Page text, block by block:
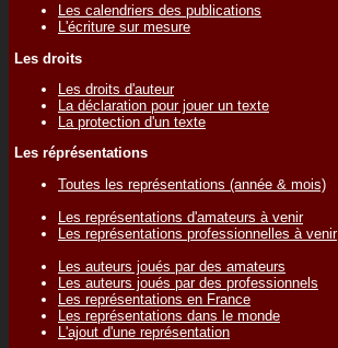
Les calendriers des publications
L'écriture sur mesure
Les droits
Les droits d'auteur
La déclaration pour jouer un texte
La protection d'un texte
Les réprésentations
Toutes les représentations (année & mois)
Les représentations d'amateurs à venir
Les représentations professionnelles à venir
Les auteurs joués par des amateurs
Les auteurs joués par des professionnels
Les représentations en France
Les représentations dans le monde
L'ajout d'une représentation